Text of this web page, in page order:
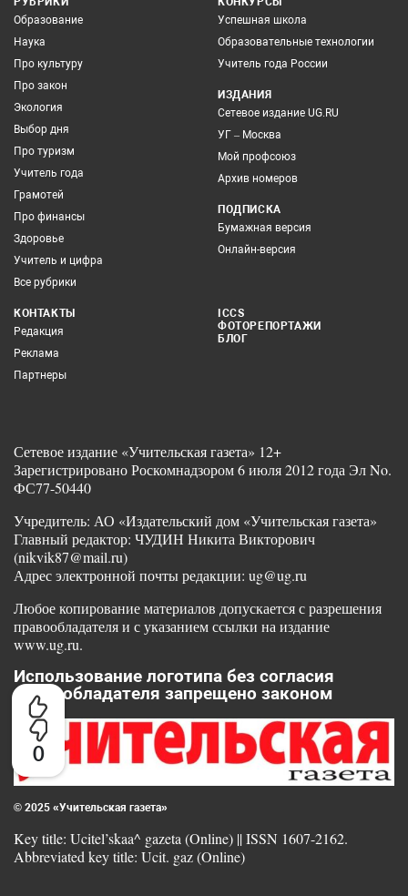
0
Образование
Наука
Про культуру
Про закон
Экология
Выбор дня
Про туризм
Учитель года
Грамотей
Про финансы
Здоровье
Учитель и цифра
Все рубрики
Успешная школа
Образовательные технологии
Учитель года России
ИЗДАНИЯ
Сетевое издание UG.RU
УГ – Москва
Мой профсоюз
Архив номеров
ПОДПИСКА
Бумажная версия
Онлайн-версия
КОНТАКТЫ
Редакция
Реклама
Партнеры
ICCS
ФОТОРЕПОРТАЖИ
БЛОГ
Сетевое издание «Учительская газета» 12+
Зарегистрировано Роскомнадзором 6 июля 2012 года Эл No.
ФС77-50440
Учредитель: АО «Издательский дом «Учительская газета»
Главный редактор: ЧУДИН Никита Викторович
(nikvik87@mail.ru)
Адрес электронной почты редакции: ug@ug.ru
Любое копирование материалов допускается с разрешения
правообладателя и с указанием ссылки на издание
www.ug.ru.
Использование логотипа без согласия
правообладателя запрещено законом
© 2025 «Учительская газета»
Key title: Ucitel’skaa^ gazeta (Online) || ISSN 1607-2162.
Abbreviated key title: Ucit. gaz (Online)